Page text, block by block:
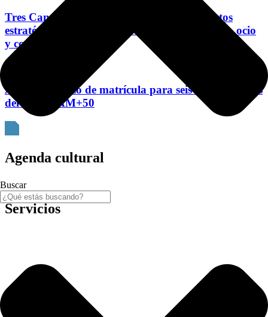
Buscar
Tres Cantos no se detiene en verano: proyectos
estratégicos, mejoras en la vía pública, cultura, ocio
y conciliación familiar
Abierto el plazo de matrícula para seis nuevos cursos
del Aula UAM+50
Agenda cultural
Servicios